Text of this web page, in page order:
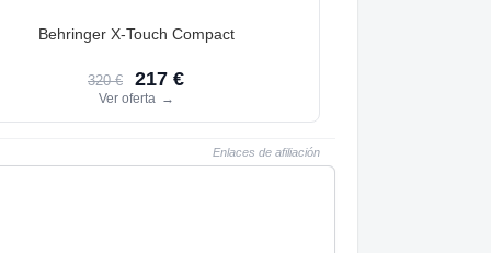
Behringer X-Touch Compact
320 € 217 €
Ver oferta →
Enlaces de afiliación